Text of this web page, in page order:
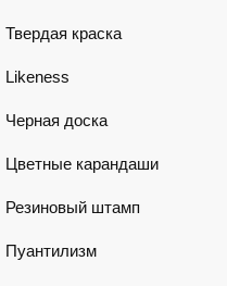
Твердая краска
Likeness
Черная доска
Цветные карандаши
Резиновый штамп
Пуантилизм